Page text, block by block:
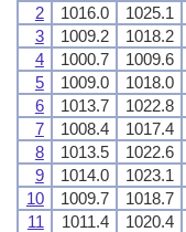
2
1016.0 1025.1
3
1009.2 1018.2
4
1000.7 1009.6
5
1009.0 1018.0
6
1013.7 1022.8
7
1008.4 1017.4
8
1013.5 1022.6
9
1014.0 1023.1
10
1009.7 1018.7
11
1011.4 1020.4